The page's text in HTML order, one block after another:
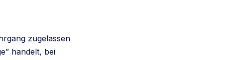
zugelassen
handelt, bei